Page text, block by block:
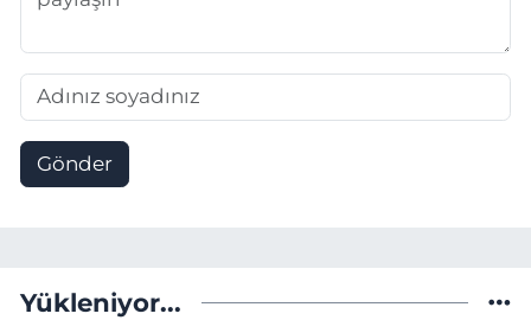
Gönder
Yükleniyor...